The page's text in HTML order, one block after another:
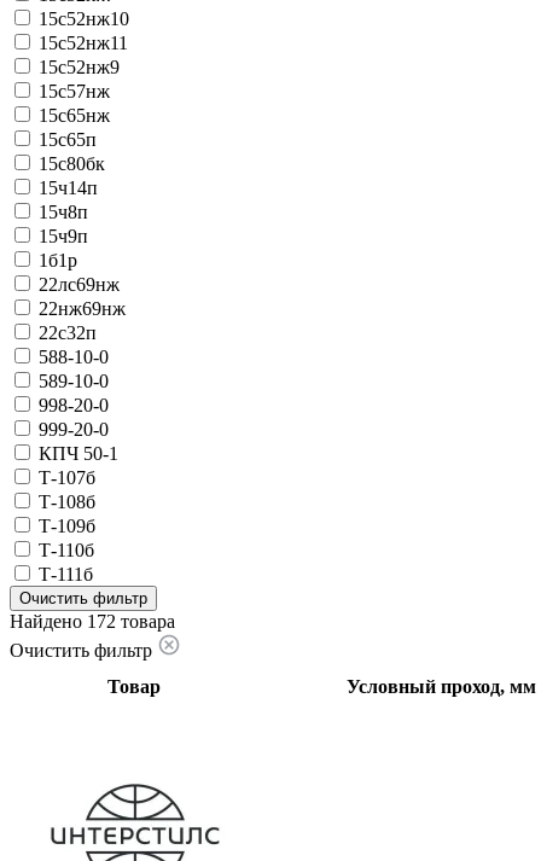
15с52нж10
15с52нж11
15с52нж9
15с57нж
15с65нж
15с65п
15с80бк
15ч14п
15ч8п
15ч9п
1б1р
22лс69нж
22нж69нж
22с32п
588-10-0
589-10-0
998-20-0
999-20-0
КПЧ 50-1
Т-107б
Т-108б
Т-109б
Т-110б
Т-111б
Очистить фильтр
Найдено 172 товара
Очистить фильтр
Товар
Условный проход, мм